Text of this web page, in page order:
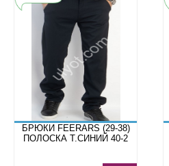
БРЮКИ FEERARS (29-38)
ПОЛОСКА Т.СИНИЙ 40-2